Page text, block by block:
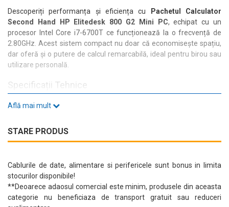
Descoperiți performanța și eficiența cu
Pachetul Calculator
Second Hand HP Elitedesk 800 G2 Mini PC, echipat cu un
procesor Intel Core i7-6700T ce funcționează la o frecvență de
2.80GHz. Acest sistem compact nu doar că economisește spațiu,
dar oferă și o putere de calcul remarcabilă, ideal pentru birou sau
utilizare personală.
Specificații Tehnice
Cu8GB DDR4
excelentă, iar sunetul integrat completează experiența
multimedia.
Conectivitate și Porturi
HP Elitedesk 800 G2 vine echipat cu o gamă variată de porturi,
inclusiv:
Află mai mult
STARE PRODUS
Cablurile de date, alimentare si perifericele sunt bonus in limita
stocurilor disponibile!
**Deoarece adaosul comercial este minim, produsele din aceasta
categorie nu beneficiaza de transport gratuit sau reduceri